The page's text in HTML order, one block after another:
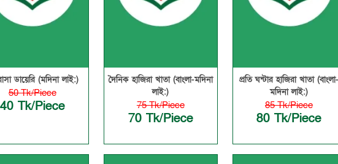
ডায়েরি (মদিনা লাই:)
50 Tk/Piece
40 Tk/Piece
দৈনিক হাজিরা খাতা (বাংলা-মদিনা
লাই:)
75 Tk/Piece
70 Tk/Piece
প্রতি ঘন্টার হাজিরা খাতা (বাংলা-
মদিনা লাই:)
85 Tk/Piece
80 Tk/Piece